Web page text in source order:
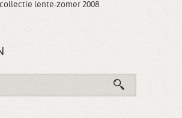
collectie lente-zomer 2008